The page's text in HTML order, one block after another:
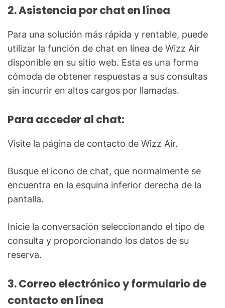
2. Asistencia por chat en línea
Para una solución más rápida y rentable, puede
utilizar la función de chat en línea de Wizz Air
disponible en su sitio web. Esta es una forma
cómoda de obtener respuestas a sus consultas
sin incurrir en altos cargos por llamadas.
Para acceder al chat:
Visite la página de contacto de Wizz Air.
Busque el icono de chat, que normalmente se
encuentra en la esquina inferior derecha de la
pantalla.
Inicie la conversación seleccionando el tipo de
consulta y proporcionando los datos de su
reserva.
3. Correo electrónico y formulario de
contacto en línea